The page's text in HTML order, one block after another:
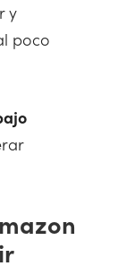
y
poco